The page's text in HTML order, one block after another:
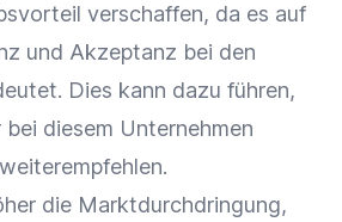
verschaffen, da es auf
und Akzeptanz bei den
Dies kann dazu führen,
bei diesem Unternehmen
die Marktdurchdringung,